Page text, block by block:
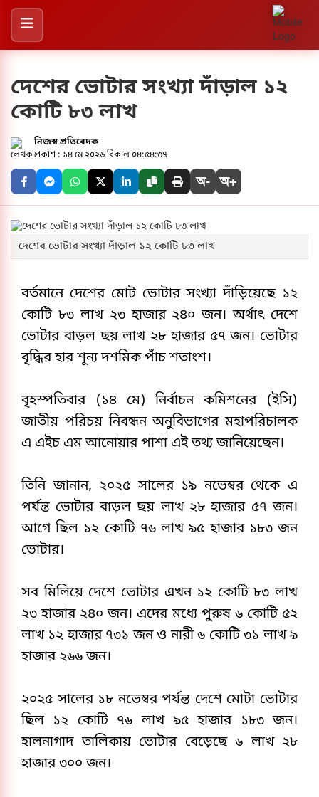
দেশের ভোটার সংখ্যা দাঁড়াল ১২
কোটি ৮৩ লাখ
নিজস্ব প্রতিবেদক
প্রকাশ : ১৪ মে ২০২৬ বিকাল ০৪:৫৪:৩৭
অ- অ+
দেশের ভোটার সংখ্যা দাঁড়াল ১২ কোটি ৮৩ লাখ
বর্তমানে দেশের মোট ভোটার সংখ্যা দাঁড়িয়েছে ১২
কোটি ৮৩ লাখ ২৩ হাজার ২৪০ জন। অর্থাৎ দেশে
ভোটার বাড়ল ছয় লাখ ২৮ হাজার ৫৭ জন। ভোটার
বৃদ্ধির হার শূন্য দশমিক পাঁচ শতাংশ।
বৃহস্পতিবার (১৪ মে) নির্বাচন কমিশনের (ইসি)
জাতীয় পরিচয় নিবন্ধন অনুবিভাগের মহাপরিচালক
এ এইচ এম আনোয়ার পাশা এই তথ্য জানিয়েছেন।
তিনি জানান, ২০২৫ সালের ১৯ নভেম্বর থেকে এ
পর্যন্ত ভোটার বাড়ল ছয় লাখ ২৮ হাজার ৫৭ জন।
আগে ছিল ১২ কোটি ৭৬ লাখ ৯৫ হাজার ১৮৩ জন
ভোটার।
সব মিলিয়ে দেশে ভোটার এখন ১২ কোটি ৮৩ লাখ
২৩ হাজার ২৪০ জন। এদের মধ্যে পুরুষ ৬ কোটি ৫২
লাখ ১২ হাজার ৭৩১ জন ও নারী ৬ কোটি ৩১ লাখ ৯
হাজার ২৬৬ জন।
২০২৫ সালের ১৮ নভেম্বর পর্যন্ত দেশে মোটা ভোটার
ছিল ১২ কোটি ৭৬ লাখ ৯৫ হাজার ১৮৩ জন।
হালনাগাদ তালিকায় ভোটার বেড়েছে ৬ লাখ ২৮
হাজার ৩০০ জন।